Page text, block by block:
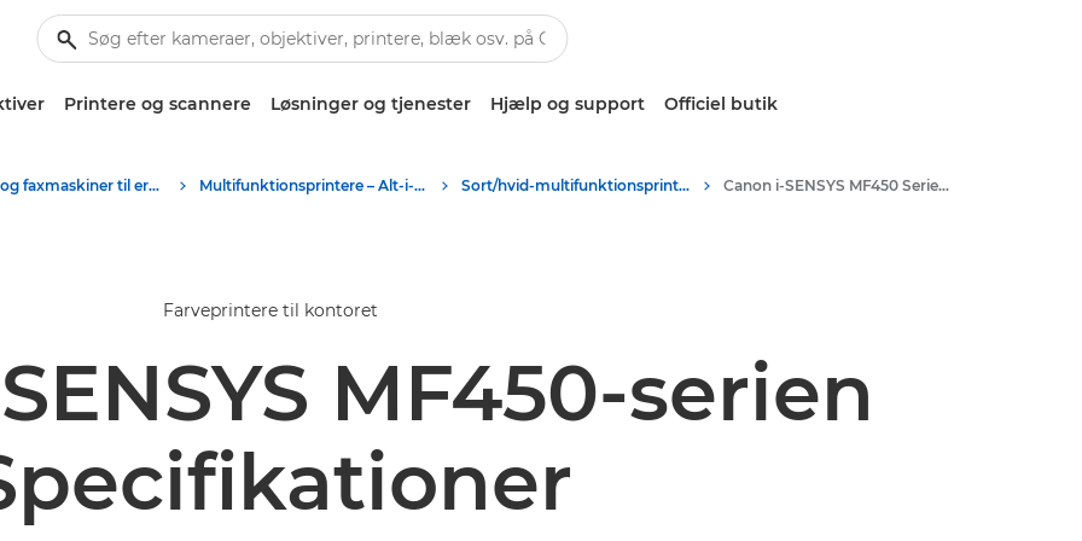
Printere og scannere Løsninger og tjenester Hjælp og support Officiel butik
Printere og faxmaskiner til erhverv Multifunktionsprintere – Alt-i-Én-printere Sort/hvid-multifunktionsprintere Canon i-SENSYS MF450 Series - Multifunction Printers
Farveprintere til kontoret
MF450-serien